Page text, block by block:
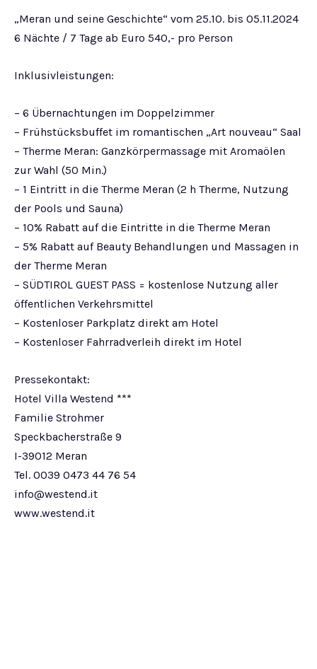
„Meran und seine Geschichte“ vom 25.10. bis 05.11.2024
6 Nächte / 7 Tage ab Euro 540,- pro Person
Inklusivleistungen:
– 6 Übernachtungen im Doppelzimmer
– Frühstücksbuffet im romantischen „Art nouveau“ Saal
– Therme Meran: Ganzkörpermassage mit Aromaölen
zur Wahl (50 Min.)
– 1 Eintritt in die Therme Meran (2 h Therme, Nutzung
der Pools und Sauna)
– 10% Rabatt auf die Eintritte in die Therme Meran
– 5% Rabatt auf Beauty Behandlungen und Massagen in
der Therme Meran
– SÜDTIROL GUEST PASS = kostenlose Nutzung aller
öffentlichen Verkehrsmittel
– Kostenloser Parkplatz direkt am Hotel
– Kostenloser Fahrradverleih direkt im Hotel
Pressekontakt:
Hotel Villa Westend ***
Familie Strohmer
Speckbacherstraße 9
I-39012 Meran
Tel. 0039 0473 44 76 54
info@westend.it
www.westend.it